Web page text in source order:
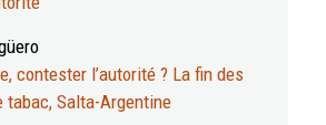
contester l’autorité ? La fin des
tabac, Salta-Argentine